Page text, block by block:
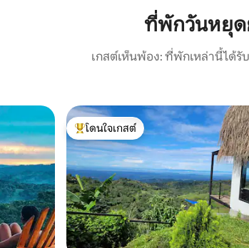
ที่พักวันหยุด
เกสต์เห็นพ้อง: ที่พักเหล่านี้ได้
โดนใจเกสต์ที่สุด
โดนใจเกสต์